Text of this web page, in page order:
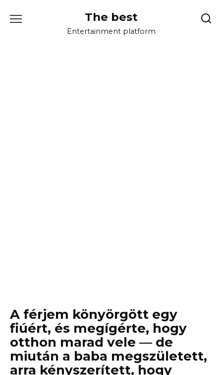
The best
Entertainment platform
A férjem könyörgött egy
fiúért, és megígérte, hogy
otthon marad vele — de
miután a baba megszületett,
arra kényszerített, hogy